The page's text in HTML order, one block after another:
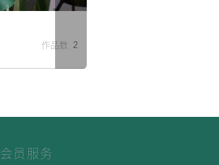
作品数 2
会员服务